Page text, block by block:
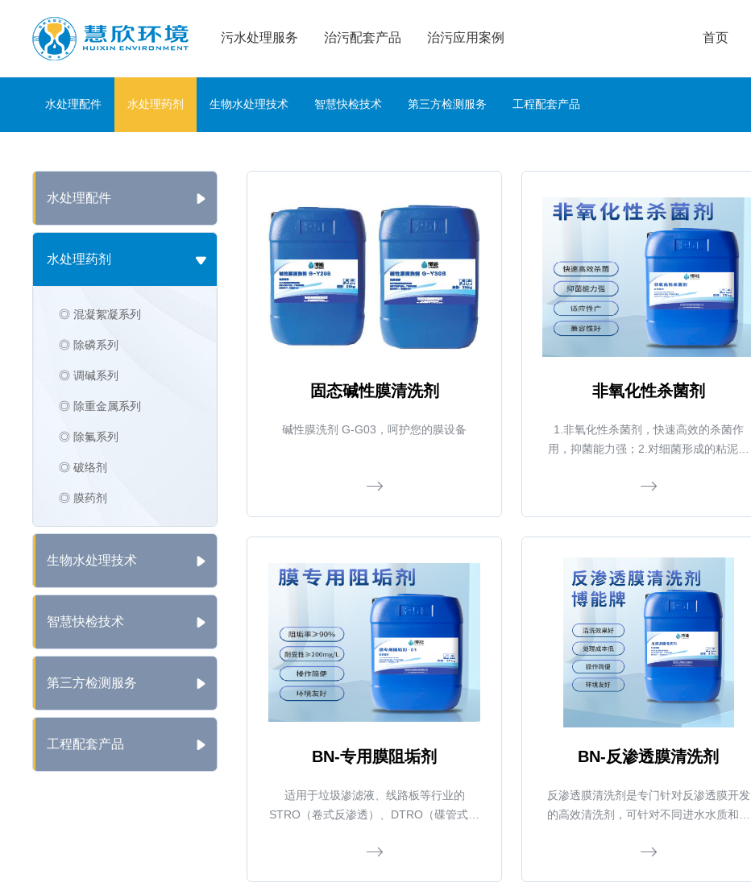
污水处理服务 治污配套产品 治污应用案例 首页
水处理配件 水处理药剂 生物水处理技术 智慧快检技术 第三方检测服务 工程配套产品
水处理配件
水处理药剂
◎ 混凝絮凝系列
◎ 除磷系列
◎ 调碱系列
◎ 除重金属系列
◎ 除氟系列
◎ 破络剂
◎ 膜药剂
生物水处理技术
智慧快检技术
第三方检测服务
工程配套产品
固态碱性膜清洗剂
碱性膜洗剂 G-G03，呵护您的膜设备
非氧化性杀菌剂
1.非氧化性杀菌剂，快速高效的杀菌作
用，抑菌能力强；2.对细菌形成的粘泥有
透膜兼容；4.话用pH广，生物降解性好,不
BN-专用膜阻垢剂
适用于垃圾渗滤液、线路板等行业的
STRO（卷式反渗透）、DTRO（碟管式反
BN-反渗透膜清洗剂
反渗透膜清洗剂是专门针对反渗透膜开发
的高效清洗剂，可针对不同进水水质和运
包括碳酸钙、硫酸钙、金属氧化物、硅化